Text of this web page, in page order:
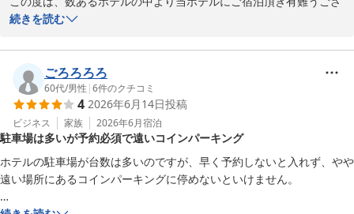
います。
これからもより良いサービスをご提供できますよう、従業員一同、
精進して参ります。
またのお越しを心よりお待ち申し上げます。
東横イン南町田スタッフ一同
東横ＩＮＮ南町田
2026-07-08
続きを読む
ごろろろろ
60代/男性 |6件のクチコミ
4 2026年6月14日投稿
ビジネス 家族 2026年6月宿泊
駐車場は多いが予約必須で遠いコインパーキング
ホテルの駐車場が台数は多いのですが、早く予約しないと入れず、やや
遠い場所にあるコインパーキングに停めないといけません。